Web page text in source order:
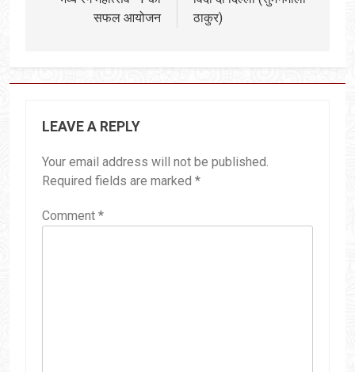
सफल आयोजन
ठाकुर)
LEAVE A REPLY
Your email address will not be published.
Required fields are marked *
Comment *